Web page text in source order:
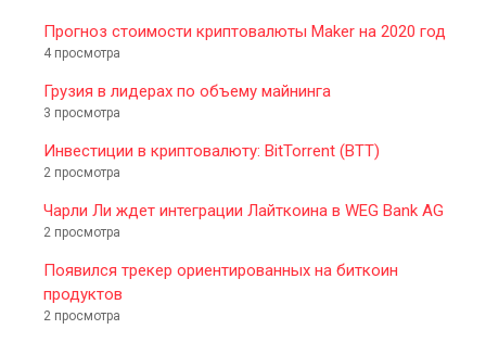
Прогноз стоимости криптовалюты Maker на 2020 год
4 просмотра
Грузия в лидерах по объему майнинга
3 просмотра
Инвестиции в криптовалюту: BitTorrent (BTT)
2 просмотра
Чарли Ли ждет интеграции Лайткоина в WEG Bank AG
2 просмотра
Появился трекер ориентированных на биткоин
продуктов
2 просмотра